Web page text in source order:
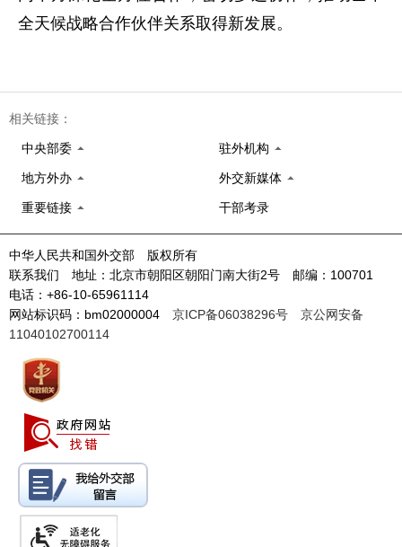
全天候战略合作伙伴关系取得新发展。
相关链接：
中央部委 驻外机构
地方外办 外交新媒体
重要链接 干部考录
中华人民共和国外交部 版权所有
联系我们 地址：北京市朝阳区朝阳门南大街2号 邮编：100701
电话：+86-10-65961114
网站标识码：bm02000004 京ICP备06038296号
京公网安备
11040102700114